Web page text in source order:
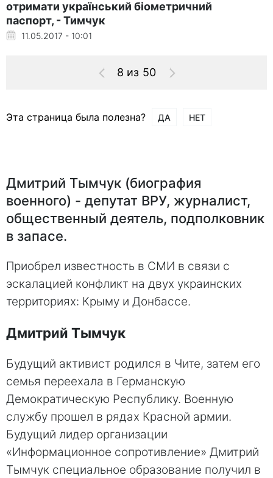
отримати український біометричний
паспорт, - Тимчук
11.05.2017 - 10:01
8 из 50
Эта страница была полезна? ДА НЕТ
Дмитрий Тымчук (биография
военного) - депутат ВРУ, журналист,
общественный деятель, подполковник
в запасе.
Приобрел известность в СМИ в связи с
эскалацией конфликт на двух украинских
территориях: Крыму и Донбассе.
Дмитрий Тымчук
Будущий активист родился в Чите, затем его
семья переехала в Германскую
Демократическую Республику. Военную
службу прошел в рядах Красной армии.
Будущий лидер организации
«Информационное сопротивление» Дмитрий
Тымчук специальное образование получил в